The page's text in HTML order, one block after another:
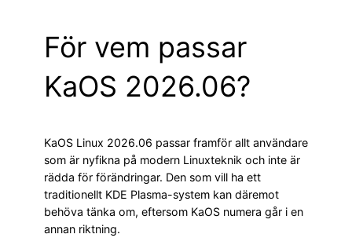
För vem passar
KaOS 2026.06?
KaOS Linux 2026.06 passar framför allt användare
som är nyfikna på modern Linuxteknik och inte är
rädda för förändringar. Den som vill ha ett
traditionellt KDE Plasma-system kan däremot
behöva tänka om, eftersom KaOS numera går i en
annan riktning.